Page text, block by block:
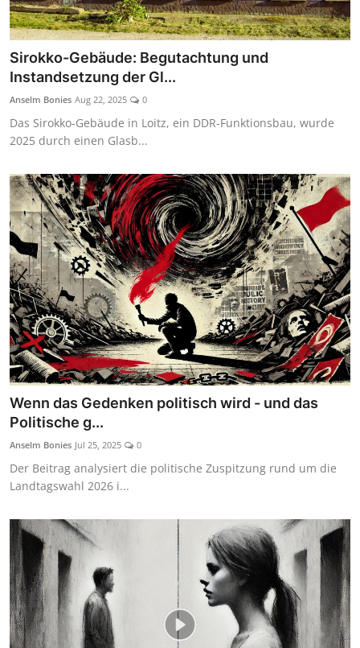
Sirokko-Gebäude: Begutachtung und
Instandsetzung der Gl...
Anselm Bonies Aug 22, 2025 0
Das Sirokko-Gebäude in Loitz, ein DDR-Funktionsbau, wurde
2025 durch einen Glasb...
Wenn das Gedenken politisch wird - und das
Politische g...
Anselm Bonies Jul 25, 2025 0
Der Beitrag analysiert die politische Zuspitzung rund um die
Landtagswahl 2026 i...